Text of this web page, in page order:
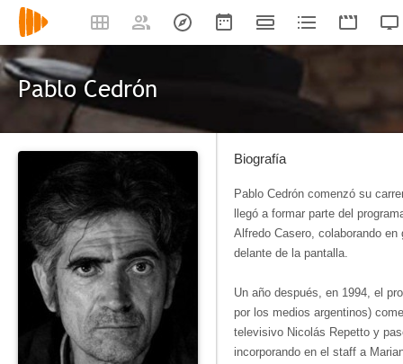
Pablo Cedrón
Biografía
Pablo Cedrón comenzó su
llegó a formar parte del
Alfredo Casero, colaborando
delante de la pantalla.
Un año después, en 1994, el
por los medios argentinos)
televisivo Nicolás Repetto y
incorporando en el staff a